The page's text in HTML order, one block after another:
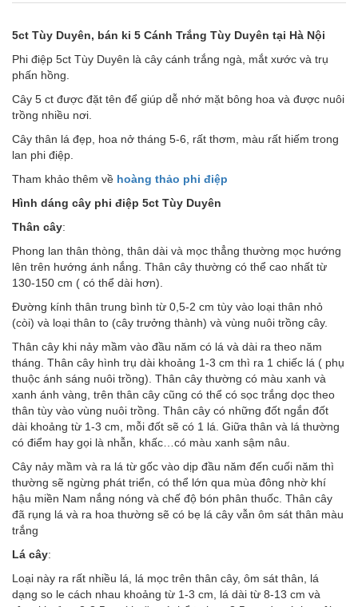
5ct Tùy Duyên, bán ki 5 Cánh Trắng Tùy Duyên tại Hà Nội
Phi điệp 5ct Tùy Duyên là cây cánh trắng ngà, mắt xước và trụ
phấn hồng.
Cây 5 ct được đặt tên để giúp dễ nhớ mặt bông hoa và được nuôi
trồng nhiều nơi.
Cây thân lá đẹp, hoa nở tháng 5-6, rất thơm, màu rất hiếm trong
lan phi điệp.
Tham khảo thêm về hoàng thảo phi điệp
Hình dáng cây phi điệp 5ct Tùy Duyên
Thân cây:
Phong lan thân thòng, thân dài và mọc thẳng thường mọc hướng
lên trên hướng ánh nắng. Thân cây thường có thể cao nhất từ
130-150 cm ( có thể dài hơn).
Đường kính thân trung bình từ 0,5-2 cm tùy vào loại thân nhỏ
(còi) và loại thân to (cây trưởng thành) và vùng nuôi trồng cây.
Thân cây khi nảy mầm vào đầu năm có lá và dài ra theo năm
tháng. Thân cây hình trụ dài khoảng 1-3 cm thì ra 1 chiếc lá ( phụ
thuộc ánh sáng nuôi trồng). Thân cây thường có màu xanh và
xanh ánh vàng, trên thân cây cũng có thể có sọc trắng dọc theo
thân tùy vào vùng nuôi trồng. Thân cây có những đốt ngắn đốt
dài khoảng từ 1-3 cm, mỗi đốt sẽ có 1 lá. Giữa thân và lá thường
có điểm hay gọi là nhẫn, khấc…có màu xanh sậm nâu.
Cây nảy mầm và ra lá từ gốc vào dịp đầu năm đến cuối năm thì
thường sẽ ngừng phát triển, có thể lớn qua mùa đông nhờ khí
hậu miền Nam nắng nóng và chế độ bón phân thuốc. Thân cây
đã rụng lá và ra hoa thường sẽ có bẹ lá cây vẫn ôm sát thân màu
trắng
Lá cây:
Loại này ra rất nhiều lá, lá mọc trên thân cây, ôm sát thân, lá
dạng so le cách nhau khoảng từ 1-3 cm, lá dài từ 8-13 cm và